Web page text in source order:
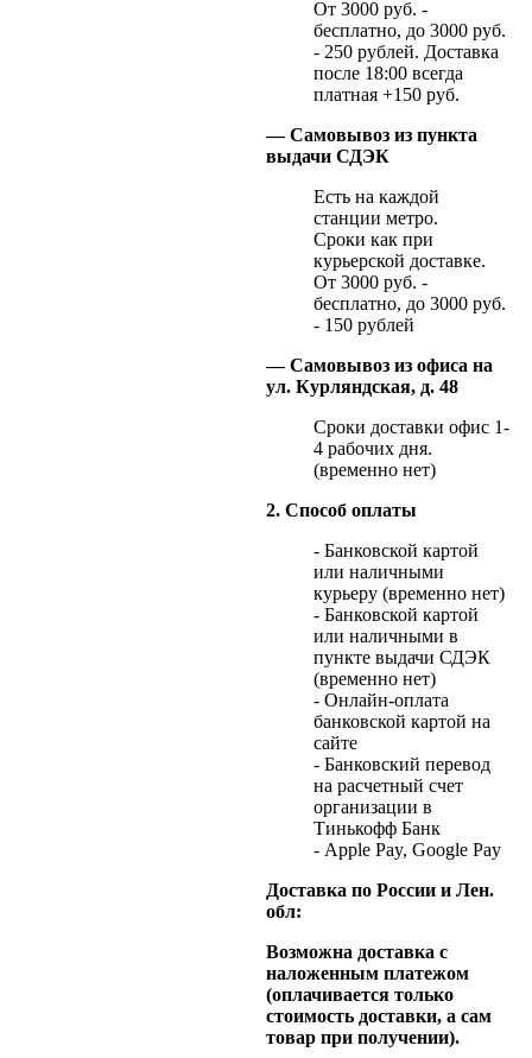
От 3000 руб. -
бесплатно, до 3000 руб.
- 250 рублей. Доставка
после 18:00 всегда
платная +150 руб.
— Самовывоз из пункта
выдачи СДЭК
Есть на каждой
станции метро.
Сроки как при
курьерской доставке.
От 3000 руб. -
бесплатно, до 3000 руб.
- 150 рублей
— Самовывоз из офиса на
ул. Курляндская, д. 48
Сроки доставки офис 1-
4 рабочих дня.
(временно нет)
2. Способ оплаты
- Банковской картой
или наличными
курьеру (временно нет)
- Банковской картой
или наличными в
пункте выдачи СДЭК
(временно нет)
- Онлайн-оплата
банковской картой на
сайте
- Банковский перевод
на расчетный счет
организации в
Тинькофф Банк
- Apple Pay, Google Pay
Доставка по России и Лен.
обл:
Возможна доставка с
наложенным платежом
(оплачивается только
стоимость доставки, а сам
товар при получении).